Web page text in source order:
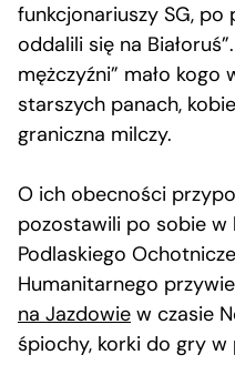
funkcjonariuszy SG,
oddalili się na
mężczyźni” mało kogo
starszych panach,
graniczna milczy.
O ich obecności
pozostawili po sobie w
Podlaskiego
Humanitarnego
na Jazdowie w czasie
śpiochy, korki do gry w